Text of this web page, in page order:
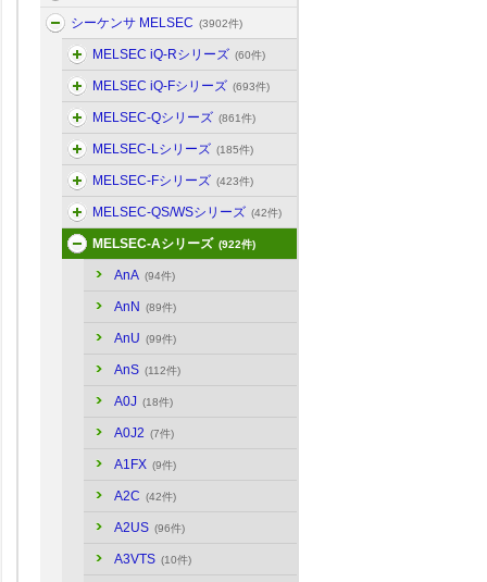
シーケンサ MELSEC (3902件)
MELSEC iQ-Rシリーズ (60件)
MELSEC iQ-Fシリーズ (693件)
MELSEC-Qシリーズ (861件)
MELSEC-Lシリーズ (185件)
MELSEC-Fシリーズ (423件)
MELSEC-QS/WSシリーズ (42件)
MELSEC-Aシリーズ (922件)
AnA (94件)
AnN (89件)
AnU (99件)
AnS (112件)
A0J (18件)
A0J2 (7件)
A1FX (9件)
A2C (42件)
A2US (96件)
A3VTS (10件)